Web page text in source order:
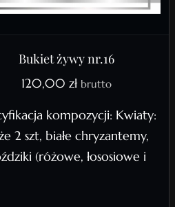
Bukiet żywy nr.16
120,00 zł brutto
kompozycji: Kwiaty:
2 szt, białe chryzantemy,
(różowe, łososiowe i